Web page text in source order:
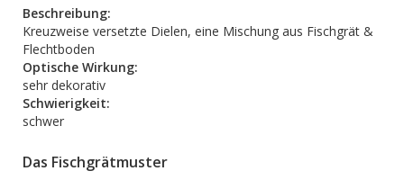
Beschreibung:
Kreuzweise versetzte Dielen, eine Mischung aus Fischgrät &
Flechtboden
Optische Wirkung:
sehr dekorativ
Schwierigkeit:
schwer
Das Fischgrätmuster